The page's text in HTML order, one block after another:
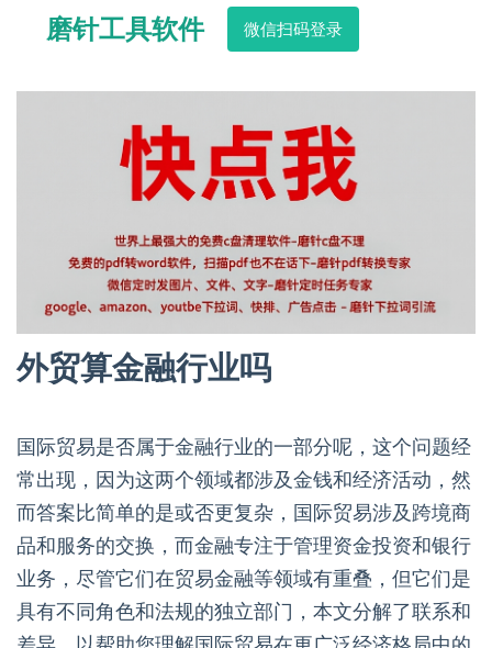
磨针工具软件 微信扫码登录
外贸算金融行业吗
国际贸易是否属于金融行业的一部分呢，这个问题经
常出现，因为这两个领域都涉及金钱和经济活动，然
而答案比简单的是或否更复杂，国际贸易涉及跨境商
品和服务的交换，而金融专注于管理资金投资和银行
业务，尽管它们在贸易金融等领域有重叠，但它们是
具有不同角色和法规的独立部门，本文分解了联系和